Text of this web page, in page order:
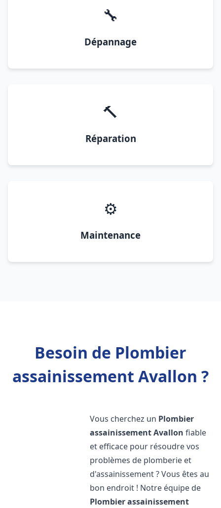
🔧
Dépannage
🔨
Réparation
⚙️
Maintenance
Besoin de Plombier
assainissement Avallon ?
Vous cherchez un Plombier
assainissementAvallon fiable
et efficace pour résoudre vos
problèmes de plomberie et
d'assainissement ? Vous êtes au
bon endroit ! Notre équipe de
Plombier assainissement